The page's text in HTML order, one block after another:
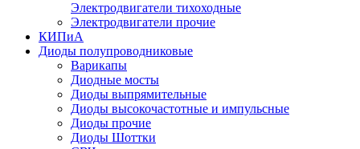
Электродвигатели тихоходные
Электродвигатели прочие
КИПиА
Диоды полупроводниковые
Варикапы
Диодные мосты
Диоды выпрямительные
Диоды высокочастотные и импульсные
Диоды прочие
Диоды Шоттки